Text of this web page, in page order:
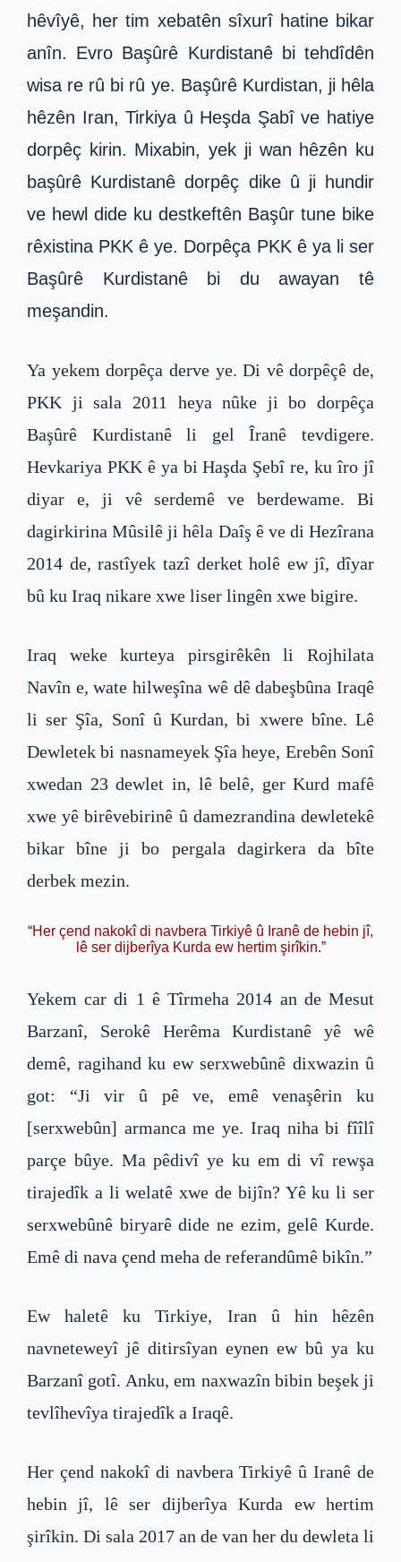
hêvîyê, her tim xebatên sîxurî hatine bikar
anîn. Evro Başûrê Kurdistanê bi tehdîdên
wisa re rû bi rû ye. Başûrê Kurdistan, ji hêla
hêzên Iran, Tirkiya û Heşda Şabî ve hatiye
dorpêç kirin. Mixabin, yek ji wan hêzên ku
başûrê Kurdistanê dorpêç dike û ji hundir
ve hewl dide ku destkeftên Başûr tune bike
rêxistina PKK ê ye. Dorpêça PKK ê ya li ser
Başûrê Kurdistanê bi du awayan tê
meşandin.
Ya yekem dorpêça derve ye. Di vê dorpêçê de,
PKK ji sala 2011 heya nûke ji bo dorpêça
Başûrê Kurdistanê li gel Îranê tevdigere.
Hevkariya PKK ê ya bi Haşda Şebî re, ku îro jî
diyar e, ji vê serdemê ve berdewame. Bi
dagirkirina Mûsilê ji hêla Daîş ê ve di Hezîrana
2014 de, rastîyek tazî derket holê ew jî, dîyar
bû ku Iraq nikare xwe liser lingên xwe bigire.
Iraq weke kurteya pirsgirêkên li Rojhilata
Navîn e, wate hilweşîna wê dê dabeşbûna Iraqê
li ser Şîa, Sonî û Kurdan, bi xwere bîne. Lê
Dewletek bi nasnameyek Şîa heye, Erebên Sonî
xwedan 23 dewlet in, lê belê, ger Kurd mafê
xwe yê birêvebirinê û damezrandina dewletekê
bikar bîne ji bo pergala dagirkera da bîte
derbek mezin.
“Her çend nakokî di navbera Tirkiyê û Iranê de hebin jî,
lê ser dijberîya Kurda ew hertim şirîkin.”
Yekem car di 1 ê Tîrmeha 2014 an de Mesut
Barzanî, Serokê Herêma Kurdistanê yê wê
demê, ragihand ku ew serxwebûnê dixwazin û
got: “Ji vir û pê ve, emê venaşêrin ku
[serxwebûn] armanca me ye. Iraq niha bi fîîlî
parçe bûye. Ma pêdivî ye ku em di vî rewşa
tirajedîk a li welatê xwe de bijîn? Yê ku li ser
serxwebûnê biryarê dide ne ezim, gelê Kurde.
Emê di nava çend meha de referandûmê bikîn.”
Ew haletê ku Tirkiye, Iran û hin hêzên
navneteweyî jê ditirsîyan eynen ew bû ya ku
Barzanî gotî. Anku, em naxwazîn bibin beşek ji
tevlîhevîya tirajedîk a Iraqê.
Her çend nakokî di navbera Tirkiyê û Iranê de
hebin jî, lê ser dijberîya Kurda ew hertim
şirîkin. Di sala 2017 an de van her du dewleta li